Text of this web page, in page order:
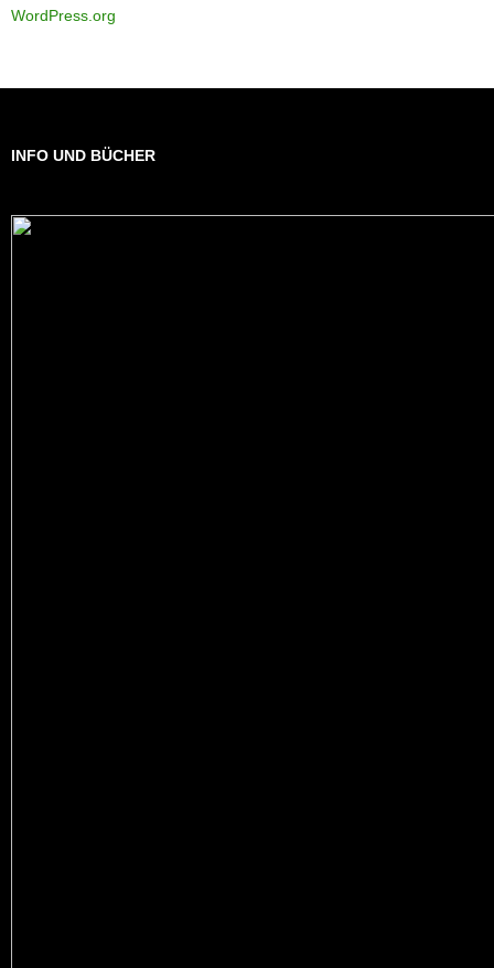
WordPress.org
INFO UND BÜCHER